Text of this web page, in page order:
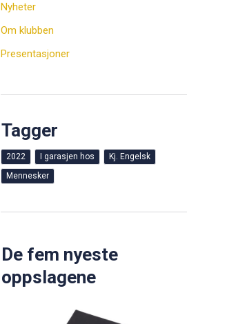
Nyheter
Om klubben
Presentasjoner
Tagger
2022 I garasjen hos
Kj. Engelsk
Mennesker
De fem nyeste
oppslagene